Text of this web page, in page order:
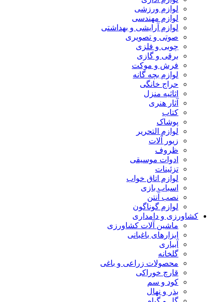
لوازم ورزشی
لوازم مهندسی
لوازم آرایشی و بهداشتی
صوتی و تصویری
چوبی و فلزی
برقی و گازی
فرش و موکت
لوازم بچه گانه
حراج خانگی
اثاثیه منزل
آثار هنری
کتاب
پوشاک
لوازم التحریر
زیور آلات
ظروف
ادوات موسیقی
تزئینات
لوازم اتاق خواب
اسباب بازی
نصب آنتن
لوازم گوناگون
کشاورزی و دامداری
ماشین آلات کشاورزی
ابزارهای باغبانی
آبیاری
گلخانه
محصولات زراعی و باغی
قارچ خوراکی
کود و سم
بذر و نهال